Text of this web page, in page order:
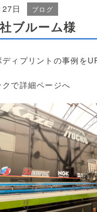
日 ブログ
ブルーム様
ディプリントの事例を
で詳細ページへ